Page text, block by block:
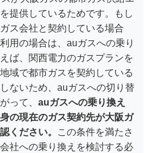
提供しているためです。もし
ス会社と契約している場合
用の場合は、auガスへの乗り
ば、関西電力のガスプランを
域で都市ガスを契約している
ないため、auガスへの切り替
って、 auガスへの乗り換え
の現在のガス契約先が大阪ガ
ください。
この条件を満たさ
社への乗り換えを検討する必